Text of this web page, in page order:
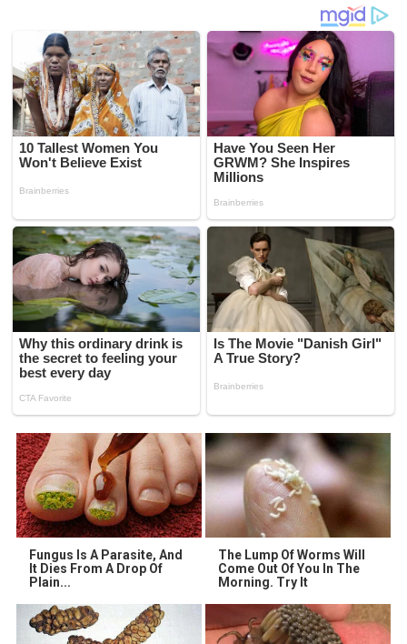
Fungus Is A Parasite, And
It Dies From A Drop Of
Plain...
The Lump Of Worms Will
Come Out Of You In The
Morning. Try It